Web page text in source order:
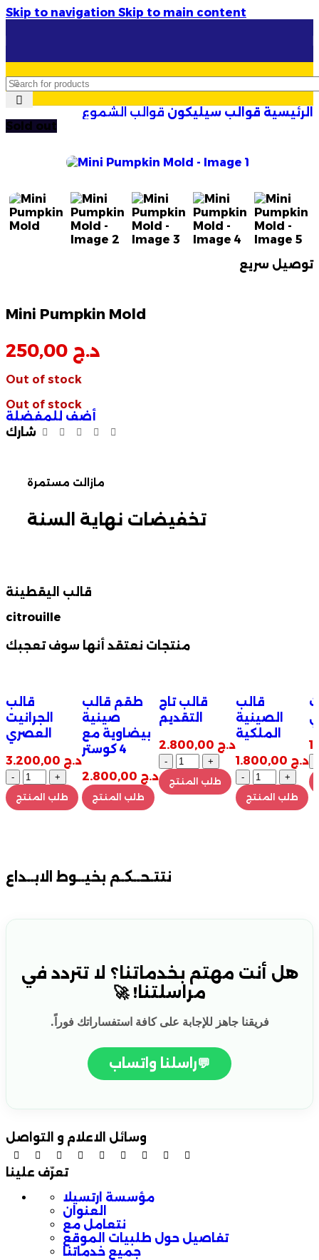
Skip to navigation Skip to main content
الرئيسية قوالب سيليكون قوالب الشموع
Sold out
توصيل سريع
Mini Pumpkin Mold
د.ج
Out of stock
Out of stock
أضف للمفضلة
شارك
مازالت مستمرة
تخفيضات نهاية السنة
قالب اليقطينة
citrouille
منتجات نعتقد أنها سوف تعجبك
أضف
للمفضلة
قالب
الجرانيت
العصري
د.ج
طلب المنتج
أضف
للمفضلة
طقم قالب
صينية
بيضاوية مع
4 كوستر
د.ج
طلب المنتج
أضف
للمفضلة
قالب تاج
التقديم
د.ج
طلب المنتج
أضف
للمفضلة
قالب
الصينية
الملكية
د.ج
طلب المنتج
نتتـحــكـم بخيــوط الابــداع
هل أنت مهتم بخدماتنا؟ لا تتردد في
مراسلتنا! 🚀
فريقنا جاهز للإجابة على كافة استفساراتك فوراً.
💬راسلنا واتساب
وسائل الاعلام و التواصل
تعرّف علينا
مؤسسة ارتسيلا
العنوان
نتعامل مع
تفاصيل حول طلبيات الموقع
جميع خدماتنا